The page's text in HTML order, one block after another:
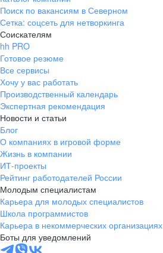
Поиск по вакансиям в Северном
Сетка: соцсеть для нетворкинга
Соискателям
hh PRO
Готовое резюме
Все сервисы
Хочу у вас работать
Производственный календарь
Экспертная рекомендация
Новости и статьи
Блог
О компаниях в игровой форме
Жизнь в компании
ИТ-проекты
Рейтинг работодателей России
Молодым специалистам
Карьера для молодых специалистов
Школа программистов
Карьера в некоммерческих организациях
Боты для уведомлений